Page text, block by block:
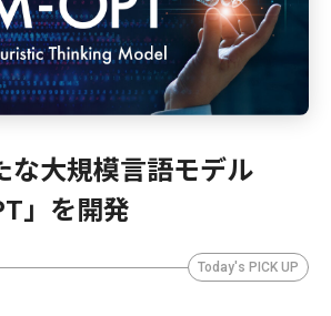
な大規模言語モデル
」を開発
Today's PICK UP